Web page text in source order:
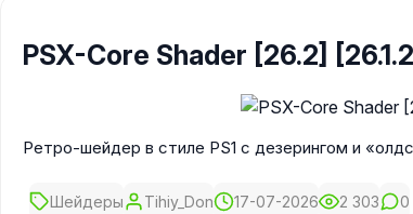
PSX-Core Shader [26.2] [26.1.2]
Ретро-шейдер в стиле PS1 с дезерингом и
Шейдеры Tihiy_Don 17-07-2026 2 303 0